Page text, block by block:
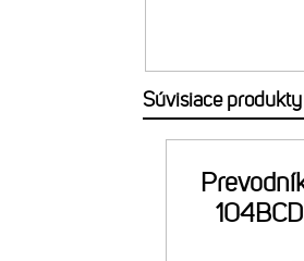
Súvisiace produkty